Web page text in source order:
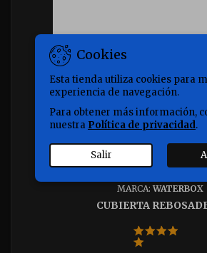
MARCA: WATERBOX
CUBIERTA
Cookies
Esta tienda utiliza cookies para
experiencia de navegación.
Para obtener más información,
nuestra Política de privacidad.
Salir